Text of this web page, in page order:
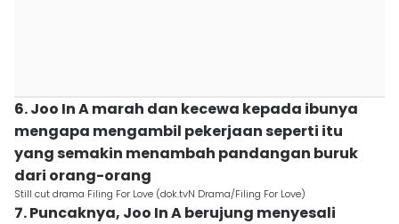
6. Joo In A marah dan kecewa kepada ibunya
mengapa mengambil pekerjaan seperti itu
yang semakin menambah pandangan buruk
dari orang-orang
Still cut drama Filing For Love (dok.tvN Drama/Filing For Love)
7. Puncaknya, Joo In A berujung menyesali